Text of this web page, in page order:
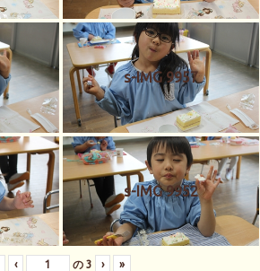
s-IMG 9957
s-IMG 9952
‹ の 3 › »